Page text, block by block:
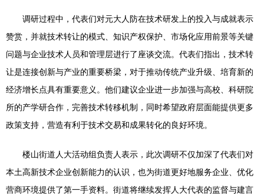
调研过程中，代表们对元大人防在技术研发上的投入与成就表示
赞赏，并就技术转让的模式、知识产权保护、市场化应用前景等关键
问题与企业技术人员和管理层进行了座谈交流。代表们指出，技术转
让是连接创新与产业的重要桥梁，对于推动传统产业升级、培育新的
经济增长点具有重要意义。他们建议企业进一步加强与高校、科研院
所的产学研合作，完善技术转移机制，同时希望政府层面能提供更多
政策支持，营造有利于技术交易和成果转化的良好环境。
楼山街道人大活动组负责人表示，此次调研不仅加深了代表们对
本土高新技术企业创新能力的认识，也为街道更好地服务企业、优化
营商环境提供了第一手资料。街道将继续发挥人大代表的监督与建言